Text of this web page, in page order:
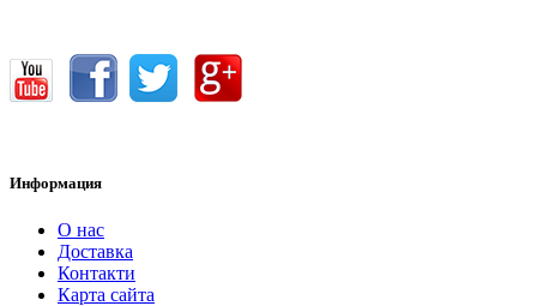
Информация
О нас
Доставка
Контакти
Карта сайта